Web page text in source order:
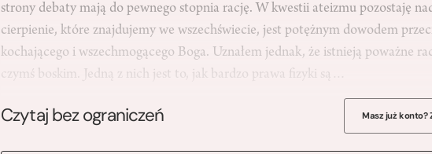
strony debaty mają do pewnego stopnia rację. W kwestii ateizmu pozostaję
cierpienie, które znajdujemy we wszechświecie, jest potężnym dowodem
kochającego i wszechmogącego Boga. Uznałem jednak, że istnieją poważne
czymś boskim. Jedną z nich jest to, jak bardzo prawa fizyki są…
Czytaj bez ograniczeń Masz już konto?